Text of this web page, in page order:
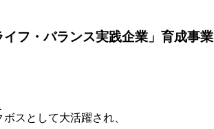
フ・バランス実践企業」育成事業
スとして大活躍され、